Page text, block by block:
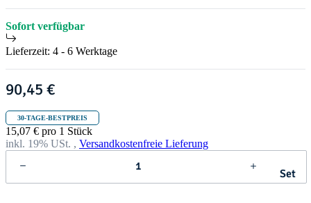
Sofort verfügbar
Lieferzeit: 4 - 6 Werktage
90,45 €
30-TAGE-BESTPREIS
15,07 € pro 1 Stück
inkl. 19% USt. , Versandkostenfreie Lieferung
Set